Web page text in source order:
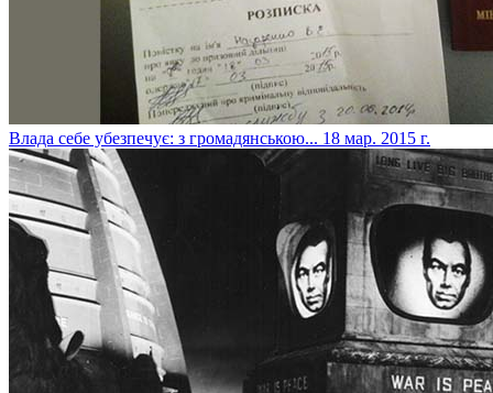
Влада себе убезпечує: з громадянською... 18 мар. 2015 г.